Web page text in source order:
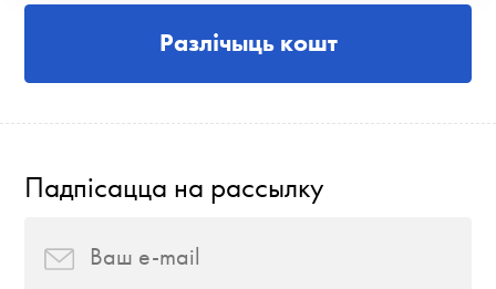
Разлічыць кошт
Падпісацца на рассылку